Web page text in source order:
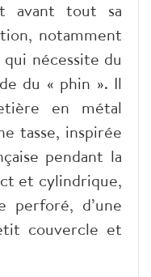
avant tout sa
notamment
nécessite du
du « phin ». Il
en métal
tasse, inspirée
pendant la
et cylindrique,
perforé, d’une
couvercle et